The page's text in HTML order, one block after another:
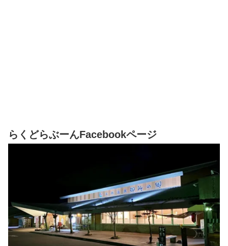
らくどらぶーんFacebookページ